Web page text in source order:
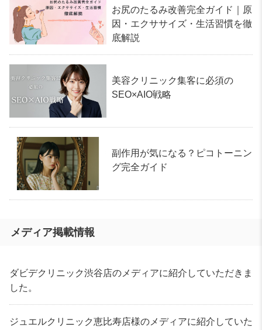
お尻のたるみ改善完全ガイド｜原
因・エクササイズ・生活習慣を徹
底解説
美容クリニック集客に必須の
SEO×AIO戦略
副作用が気になる？ピコトーニン
グ完全ガイド
メディア掲載情報
ダビデクリニック渋谷店のメディアに紹介していただきま
した。
ジュエルクリニック恵比寿店様のメディアに紹介していた